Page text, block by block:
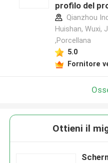
profilo del
Qianzhou
Huishan, Wuxi,
,Porcellana
5.0
Fornitore
Ottieni il